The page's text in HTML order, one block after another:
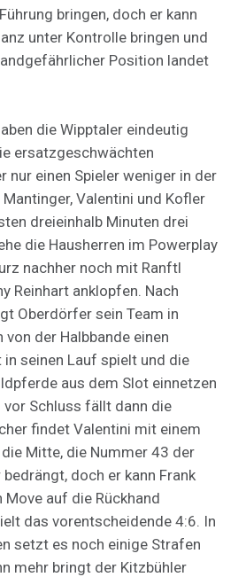
bringen, doch er kann
unter Kontrolle bringen und
Position landet
die Wipptaler eindeutig
ersatzgeschwächten
nur einen Spieler weniger in der
Valentini und Kofler
dreieinhalb Minuten drei
die Hausherren im Powerplay
nachher noch mit Ranftl
Reinhart anklopfen. Nach
Oberdörfer sein Team in
von der Halbbande einen
seinen Lauf spielt und die
aus dem Slot einnetzen
vor Schluss fällt dann die
findet Valentini mit einem
Mitte, die Nummer 43 der
doch er kann Frank
auf die Rückhand
das vorentscheidende 4:6. In
setzt es noch einige Strafen
mehr bringt der Kitzbühler